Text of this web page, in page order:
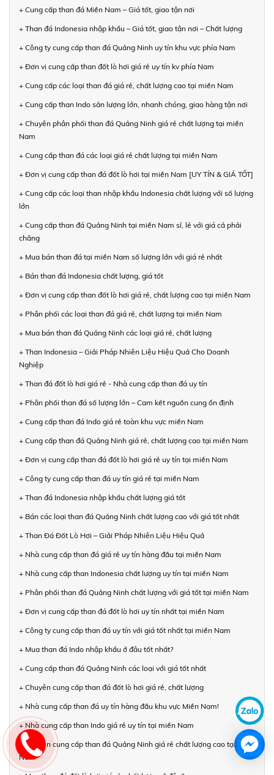
+ Cung cấp than đá Miền Nam – Giá tốt, giao tận nơi
+ Than đá Indonesia nhập khẩu – Giá tốt, giao tận nơi – Chất lượng
+ Công ty cung cấp than đá Quảng Ninh uy tín khu vực phía Nam
+ Đơn vị cung cấp than đốt lò hơi giá rẻ uy tín kv phía Nam
+ Cung cấp các loại than đá giá rẻ, chất lượng cao tại miền Nam
+ Cung cấp than Indo sản lượng lớn, nhanh chóng, giao hàng tận nơi
+ Chuyên phân phối than đá Quảng Ninh giá rẻ chất lượng tại miền
Nam
+ Cung cấp than đá các loại giá rẻ chất lượng tại miền Nam
+ Đơn vị cung cấp than đá đốt lò hơi tại miền Nam [UY TÍN & GIÁ TỐT]
+ Cung cấp các loại than nhập khẩu Indonesia chất lượng với số lượng
lớn
+ Cung cấp than đá Quảng Ninh tại miền Nam sỉ, lẻ với giá cả phải
chăng
+ Mua bán than đá tại miền Nam số lượng lớn với giá rẻ nhất
+ Bán than đá Indonesia chất lượng, giá tốt
+ Đơn vị cung cấp than đốt lò hơi giá rẻ, chất lượng cao tại miền Nam
+ Phân phối các loại than đá giá rẻ, chất lượng tại miền Nam
+ Mua bán than đá Quảng Ninh các loại giá rẻ, chất lượng
+ Than Indonesia – Giải Pháp Nhiên Liệu Hiệu Quả Cho Doanh
Nghiệp
+ Than đá đốt lò hơi giá rẻ - Nhà cung cấp than đá uy tín
+ Phân phối than đá số lượng lớn – Cam kết nguồn cung ổn định
+ Cung cấp than đá Indo giá rẻ toàn khu vực miền Nam
+ Cung cấp than đá Quảng Ninh giá rẻ, chất lượng cao tại miền Nam
+ Đơn vị cung cấp than đá đốt lò hơi giá rẻ uy tín tại miền Nam
+ Công ty cung cấp than đá uy tín giá rẻ tại miền Nam
+ Than đá Indonesia nhập khẩu chất lượng giá tốt
+ Bán các loại than đá Quảng Ninh chất lượng cao với giá tốt nhất
+ Than Đá Đốt Lò Hơi – Giải Pháp Nhiên Liệu Hiệu Quả
+ Nhà cung cấp than đá giá rẻ uy tín hàng đầu tại miền Nam
+ Nhà cung cấp than Indonesia chất lượng uy tín tại miền Nam
+ Phân phối than đá Quảng Ninh chất lượng với giá tốt tại miền Nam
+ Đơn vị cung cấp than đá đốt lò hơi uy tín nhất tại miền Nam
+ Công ty cung cấp than đá uy tín với giá tốt nhất tại miền Nam
+ Mua than đá Indo nhập khẩu ở đâu tốt nhất?
+ Cung cấp than đá Quảng Ninh các loại với giá tốt nhất
+ Chuyên cung cấp than đá đốt lò hơi giá rẻ, chất lượng
+ Nhà cung cấp than đá uy tín hàng đầu khu vực Miền Nam!
+ Nhà cung cấp than Indo giá rẻ uy tín tại miền Nam
+ Chuyên cung cấp than đá Quảng Ninh giá rẻ chất lượng cao tại miền
Nam